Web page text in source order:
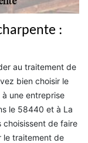
:
au traitement de
bien choisir le
une entreprise
le 58440 et à La
choisissent de faire
le traitement de